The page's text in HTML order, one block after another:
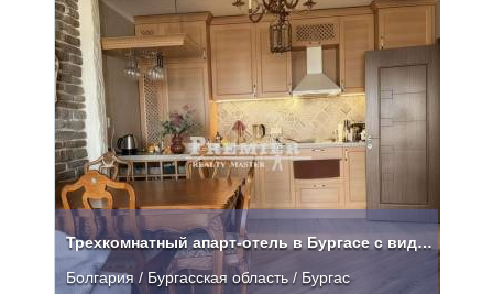
Трехкомнатный апарт-отель в Бургасе с видом на море
Болгария / Бургасская область / Бургас